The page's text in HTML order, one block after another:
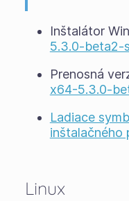
Inštalátor
5.3.0-beta2-
Prenosná
x64-5.3.0-
Ladiace
inštalačného
Linux